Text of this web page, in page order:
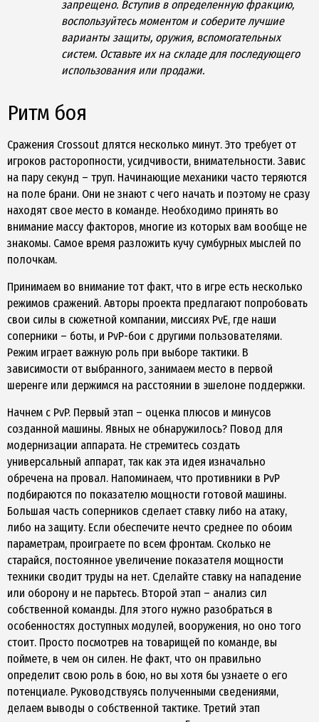
запрещено. Вступив в определенную фракцию,
воспользуйтесь моментом и соберите лучшие
варианты защиты, оружия, вспомогательных
систем. Оставьте их на складе для последующего
использования или продажи.
Ритм боя
Сражения Crossout длятся несколько минут. Это требует от
игроков расторопности, усидчивости, внимательности. Завис
на пару секунд – труп. Начинающие механики часто теряются
на поле брани. Они не знают с чего начать и поэтому не сразу
находят свое место в команде. Необходимо принять во
внимание массу факторов, многие из которых вам вообще не
знакомы. Самое время разложить кучу сумбурных мыслей по
полочкам.
Принимаем во внимание тот факт, что в игре есть несколько
режимов сражений. Авторы проекта предлагают попробовать
свои силы в сюжетной компании, миссиях PvE, где наши
соперники – боты, и PvP-бои с другими пользователями.
Режим играет важную роль при выборе тактики. В
зависимости от выбранного, занимаем место в первой
шеренге или держимся на расстоянии в эшелоне поддержки.
Начнем с PvP. Первый этап – оценка плюсов и минусов
созданной машины. Явных не обнаружилось? Повод для
модернизации аппарата. Не стремитесь создать
универсальный аппарат, так как эта идея изначально
обречена на провал. Напоминаем, что противники в PvP
подбираются по показателю мощности готовой машины.
Большая часть соперников сделает ставку либо на атаку,
либо на защиту. Если обеспечите нечто среднее по обоим
параметрам, проиграете по всем фронтам. Сколько не
старайся, постоянное увеличение показателя мощности
техники сводит труды на нет. Сделайте ставку на нападение
или оборону и не парьтесь. Второй этап – анализ сил
собственной команды. Для этого нужно разобраться в
особенностях доступных модулей, вооружения, но оно того
стоит. Просто посмотрев на товарищей по команде, вы
поймете, в чем он силен. Не факт, что он правильно
определит свою роль в бою, но вы хотя бы узнаете о его
потенциале. Руководствуясь полученными сведениями,
делаем выводы о собственной тактике. Третий этап